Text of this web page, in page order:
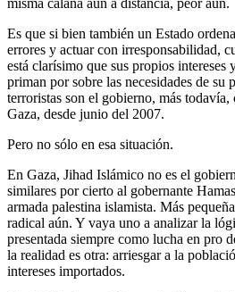
Es que si bien también un Estado
errores y actuar con irresponsabilidad,
está clarísimo que sus propios intereses
priman por sobre las necesidades de su
terroristas son el gobierno, más todavía,
Gaza, desde junio del 2007.
Pero no sólo en esa situación.
En Gaza, Jihad Islámico no es el
similares por cierto al gobernante
armada palestina islamista. Más
radical aún. Y vaya uno a analizar la
presentada siempre como lucha en pro
la realidad es otra: arriesgar a la
intereses importados.